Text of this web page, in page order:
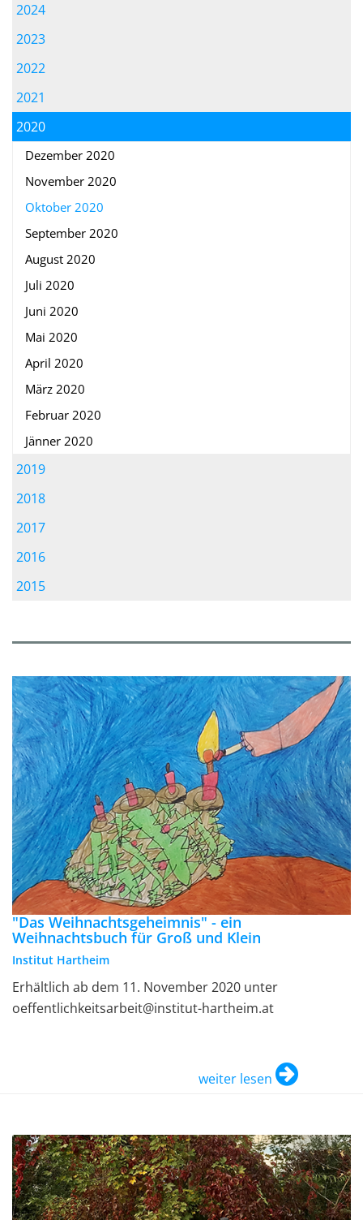
2024
2023
2022
2021
2020
Dezember 2020
November 2020
Oktober 2020
September 2020
August 2020
Juli 2020
Juni 2020
Mai 2020
April 2020
März 2020
Februar 2020
Jänner 2020
2019
2018
2017
2016
2015
"Das Weihnachtsgeheimnis" - ein
Weihnachtsbuch für Groß und Klein
Institut Hartheim
Erhältlich ab dem 11. November 2020 unter
oeffentlichkeitsarbeit@institut-hartheim.at
weiter lesen